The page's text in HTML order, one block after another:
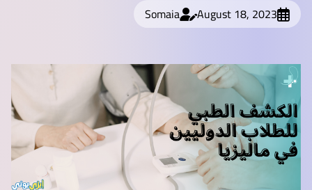
August 18, 2023
Somaia